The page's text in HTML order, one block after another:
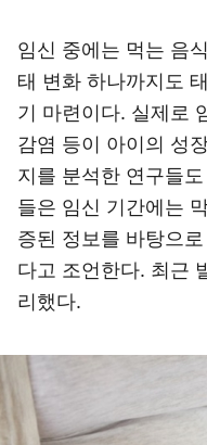
임신 중에는 먹는 음
태 변화 하나까지도
기 마련이다. 실제로
감염 등이 아이의 성
지를 분석한 연구들
들은 임신 기간에는
증된 정보를 바탕으
다고 조언한다. 최근
리했다.